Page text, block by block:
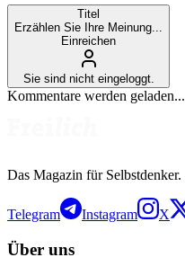
Titel
Erzählen Sie Ihre Meinung...
Einreichen
Sie sind nicht eingeloggt.
Kommentare werden geladen...
Das Magazin für Selbstdenker.
Telegram Instagram X
Über uns